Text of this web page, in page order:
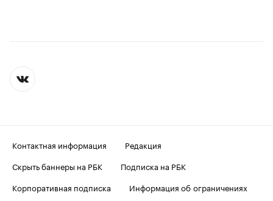
Контактная информация
Редакция
Скрыть баннеры на РБК
Подписка на РБК
Корпоративная подписка
Информация об ограничениях